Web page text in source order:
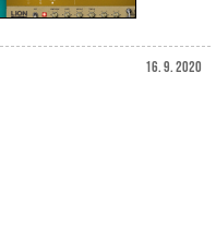
16. 9. 2020